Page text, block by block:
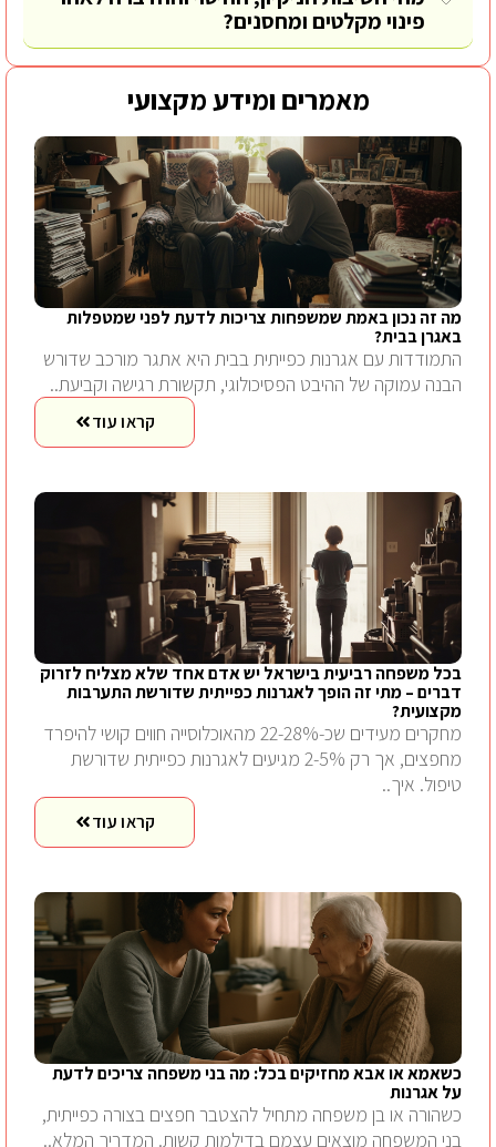
פינוי מקלטים ומחסנים?
מאמרים ומידע מקצועי
מה זה נכון באמת שמשפחות צריכות לדעת לפני שמטפלות
באגרן בבית?
התמודדות עם אגרנות כפייתית בבית היא אתגר מורכב שדורש
הבנה עמוקה של ההיבט הפסיכולוגי, תקשורת רגישה וקביעת..
קראו עוד
בכל משפחה רביעית בישראל יש אדם אחד שלא מצליח לזרוק
דברים – מתי זה הופך לאגרנות כפייתית שדורשת התערבות
מקצועית?
מחקרים מעידים שכ-22-28% מהאוכלוסייה חווים קושי להיפרד
מחפצים, אך רק 2-5% מגיעים לאגרנות כפייתית שדורשת
טיפול. איך..
קראו עוד
כשאמא או אבא מחזיקים בכל: מה בני משפחה צריכים לדעת
על אגרנות
כשהורה או בן משפחה מתחיל להצטבר חפצים בצורה כפייתית,
בני המשפחה מוצאים עצמם בדילמות קשות. המדריך המלא..